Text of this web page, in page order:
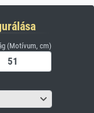
(Motívum, cm)